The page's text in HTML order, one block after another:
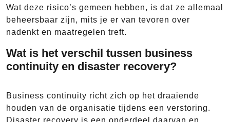
Wat deze risico’s gemeen hebben, is dat ze allemaal
beheersbaar zijn, mits je er van tevoren over
nadenkt en maatregelen treft.
Wat is het verschil tussen business
continuity en disaster recovery?
Business continuity richt zich op het draaiende
houden van de organisatie tijdens een verstoring.
Disaster recovery is een onderdeel daarvan en